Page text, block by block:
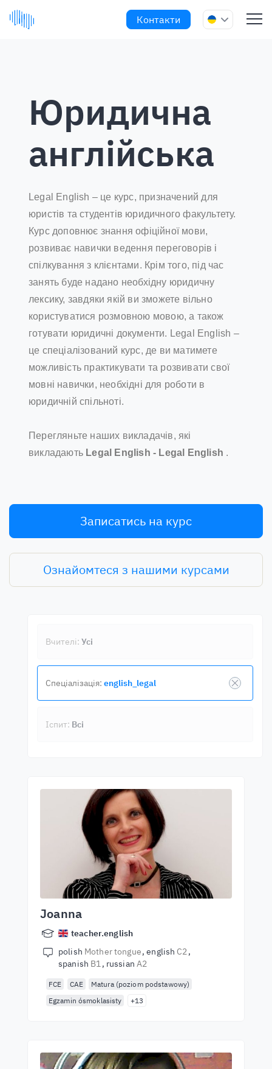
Контакти
Юридична
англійська
Legal English – це курс, призначений для
юристів та студентів юридичного факультету.
Курс доповнює знання офіційної мови,
розвиває навички ведення переговорів і
спілкування з клієнтами. Крім того, під час
занять буде надано необхідну юридичну
лексику, завдяки якій ви зможете вільно
користуватися розмовною мовою, а також
готувати юридичні документи. Legal English –
це спеціалізований курс, де ви матимете
можливість практикувати та розвивати свої
мовні навички, необхідні для роботи в
юридичній спільноті.
Перегляньте наших викладачів, які
викладають Legal English - Legal English .
Записатись на курс
Ознайомтеся з нашими курсами
Вчителі: Усі
Спеціалізація: english_legal
Іспит: Всі
Joanna
teacher.english
polish Mother tongue english C2
spanish B1 russian A2
FCE CAE
Matura (poziom podstawowy)
Egzamin ósmoklasisty
+13